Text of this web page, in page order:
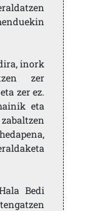
inork
zer
zer ez.
eta
Bedi